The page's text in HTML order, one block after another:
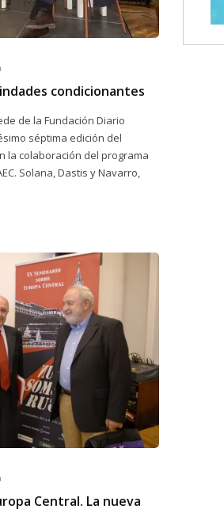
condicionantes
de la Fundación Diario
séptima edición del
la colaboración del programa
Solana, Dastis y Navarro,
Central. La nueva